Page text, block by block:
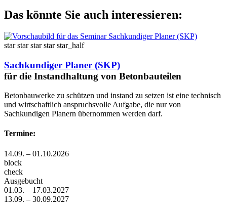
Das könnte Sie auch interessieren:
star star star star star_half
Sachkundiger Planer (SKP)
für die Instandhaltung von Betonbauteilen
Betonbauwerke zu schützen und instand zu setzen ist eine technisch
und wirtschaftlich anspruchsvolle Aufgabe, die nur von
Sachkundigen Planern übernommen werden darf.
Termine:
14.09. – 01.10.2026
block
check
Ausgebucht
01.03. – 17.03.2027
13.09. – 30.09.2027